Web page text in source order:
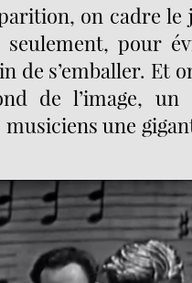
on cadre le
seulement, pour
de s’emballer. Et
de l’image,
une